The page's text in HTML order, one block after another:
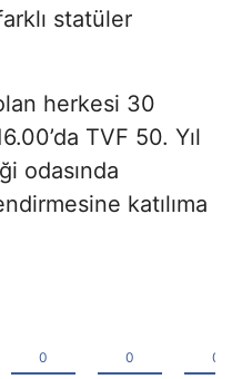
statüler
herkesi 30
TVF 50. Yıl
odasında
katılıma